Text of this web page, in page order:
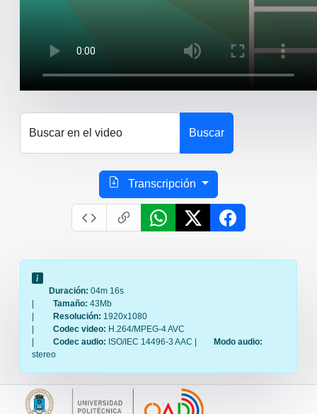
Buscar en el video Buscar
Transcripción
Duración: 04m 16s
|
Tamaño: 43Mb
|
Resolución: 1920x1080
|
Codec video: H.264/MPEG-4 AVC
|
Codec audio: ISO/IEC 14496-3 AAC |
Modo audio:
stereo